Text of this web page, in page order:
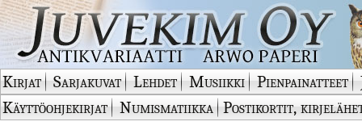
Kirjat Sarjakuvat Lehdet Musiikki Pienpainatteet
Käyttöohjekirjat
Numismatiikka Postikortit,